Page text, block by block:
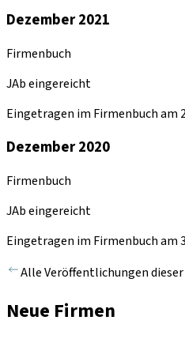
Dezember 2021
Firmenbuch
JAb eingereicht
Eingetragen im Firmenbuch am
Dezember 2020
Firmenbuch
JAb eingereicht
Eingetragen im Firmenbuch am
Alle Veröffentlichungen
Neue Firmen